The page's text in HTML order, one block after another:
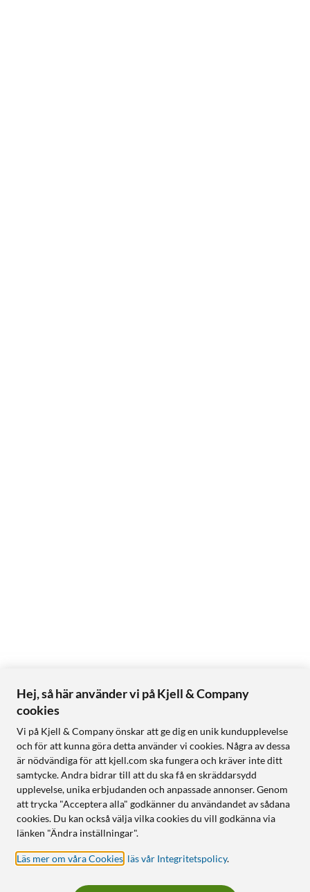
Hej, så här använder vi på Kjell & Company
cookies
Vi på Kjell & Company önskar att ge dig en unik kundupplevelse
och för att kunna göra detta använder vi cookies. Några av dessa
är nödvändiga för att kjell.com ska fungera och kräver inte ditt
samtycke. Andra bidrar till att du ska få en skräddarsydd
upplevelse, unika erbjudanden och anpassade annonser. Genom
att trycka "Acceptera alla" godkänner du användandet av sådana
cookies. Du kan också välja vilka cookies du vill godkänna via
länken "Ändra inställningar".
Läs mer om våra Cookies läs vår Integritetspolicy.